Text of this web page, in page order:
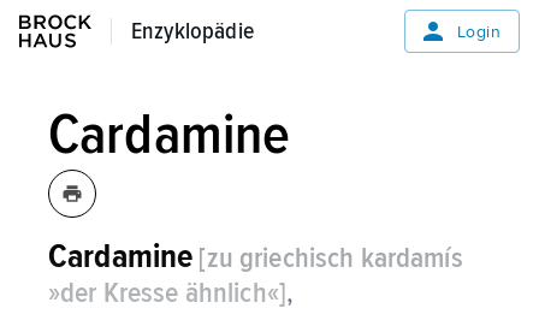
Enzyklopädie
Enzyklopädie Login
Cardamine
Cardamine [zu griechisch kardamís
»der Kresse ähnlich«],